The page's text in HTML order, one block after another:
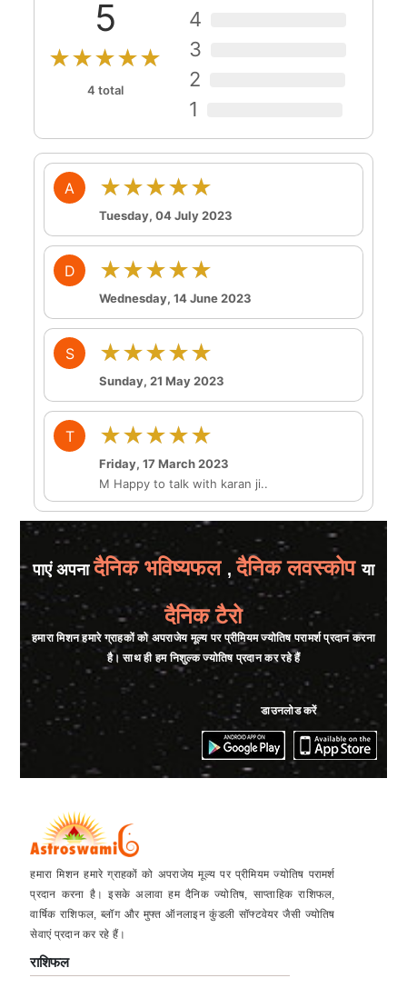
5
★★★★★
4 total
4
3
2
1
A ★★★★★
Tuesday, 04 July 2023
D ★★★★★
Wednesday, 14 June 2023
S ★★★★★
Sunday, 21 May 2023
T ★★★★★
Friday, 17 March 2023
M Happy to talk with karan ji..
पाएं अपनादैनिक भविष्यफल , दैनिक लवस्कोपया
दैनिक टैरो
हमारा मिशन हमारे ग्राहकों को अपराजेय मूल्य पर प्रीमियम ज्योतिष परामर्श प्रदान करना
है। साथ ही हम निशुल्क ज्योतिष प्रदान कर रहे हैं
डाउनलोड करें
हमारा मिशन हमारे ग्राहकों को अपराजेय मूल्य पर प्रीमियम ज्योतिष परामर्श
प्रदान करना है। इसके अलावा हम दैनिक ज्योतिष, साप्ताहिक राशिफल,
वार्षिक राशिफल, ब्लॉग और मुफ्त ऑनलाइन कुंडली सॉफ्टवेयर जैसी ज्योतिष
सेवाएं प्रदान कर रहे हैं।
राशिफल